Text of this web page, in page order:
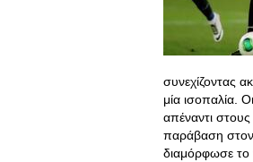
συνεχίζοντας
μία ισοπαλία.
απέναντι
παράβαση
διαμόρφωσε το